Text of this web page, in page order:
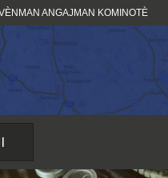
ANGAJMAN KOMINOTÈ